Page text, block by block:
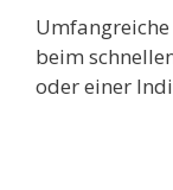
beim
oder einer